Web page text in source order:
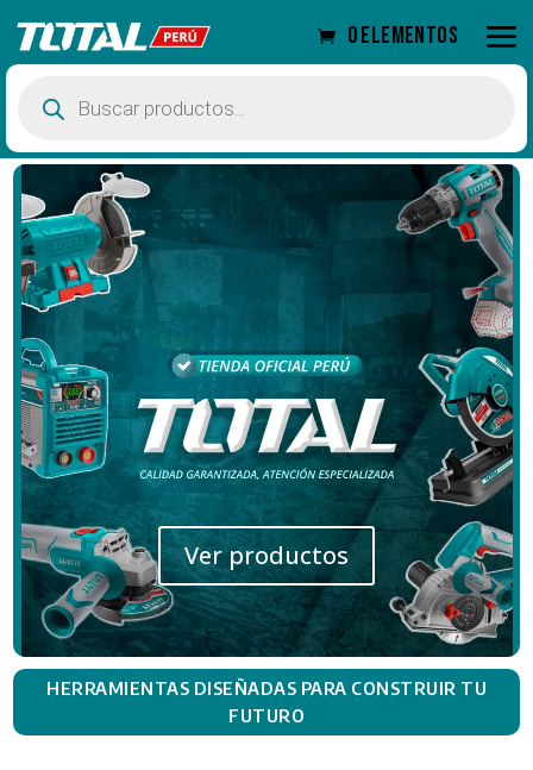
0 elementos
productos
Ver productos
HERRAMIENTAS DISEÑADAS PARA CONSTRUIR TU
FUTURO